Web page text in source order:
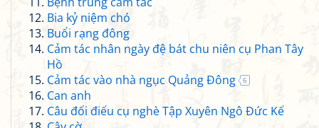
Bia kỷ niệm chó
Buổi rạng đông
Cảm tác nhân ngày đệ bát chu niên cụ Phan Tây
Hồ
Cảm tác vào nhà ngục Quảng Đông
6
Can anh
Câu đối điếu cụ nghè Tập Xuyên Ngô Đức Kế